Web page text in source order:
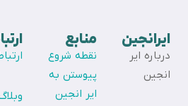
ایرانجین
درباره ایر
انجین
منابع
نقطه شروع
پیوستن به
ایر انجین